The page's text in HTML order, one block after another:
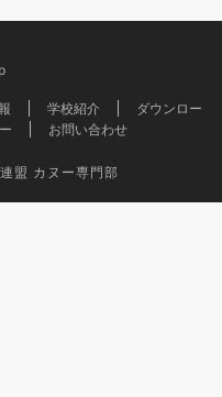
学校紹介
ダウンロー
お問い合わせ
盟 カヌー専門部